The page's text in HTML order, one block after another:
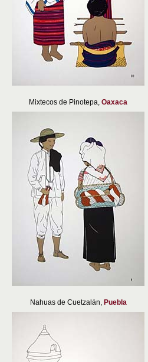
Mixtecos de Pinotepa, Oaxaca
Nahuas de Cuetzalán, Puebla